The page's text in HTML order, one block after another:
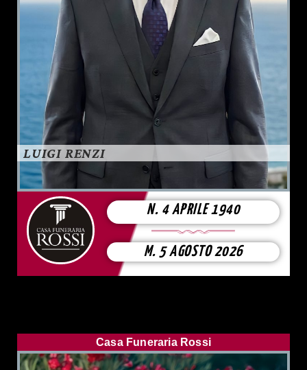
LUIGI RENZI
N. 4 APRILE 1940
M. 5 AGOSTO 2026
Casa Funeraria Rossi